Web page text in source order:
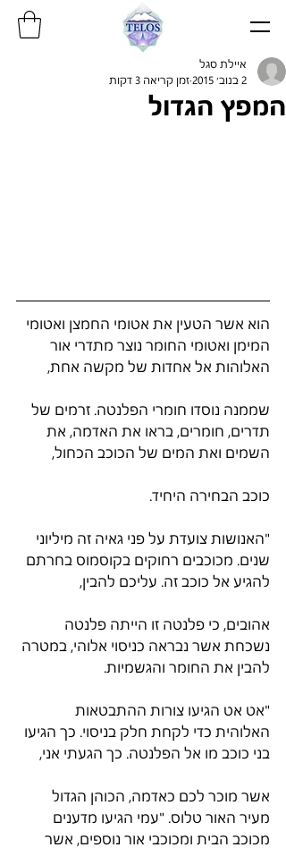
המפץ הגדול
איילת סגל
2 בנוב׳ 2015
זמן קריאה 3 דקות
הוא אשר הטעין את אטומי החמצן ואטומי
המימן ואטומי החומר נוצר מתדרי אור
האלוהות אל אחדות של מקשה אחת,
שממנה נוסדו חומרי הפלנטה. זרמים של
תדרים, חומרים, בראו את האדמה, את
השמים ואת המים של הכוכב הכחול,
כוכב הבחירה היחיד.
"האנושות צועדת על פני גאיה זה מיליוני
שנים. מכוכבים רחוקים בקוסמוס בחרתם
להגיע אל כוכב זה. עליכם להבין,
אהובים, כי פלנטה זו הייתה פלנטה
נשכחת אשר נבראה כניסוי אלוהי, במטרה
להבין את החומר והגשמיות.
"אט אט הגיעו צורות ההתבטאות
האלוהית כדי לקחת חלק בניסוי. כך הגיעו
בני כוכב מו אל הפלנטה. כך הגעתי אני,
אשר מוכר לכם כאדמה, הכוהן הגדול
מעיר האור טלוס. "עמי הגיעו מדענים
מכוכב הבית ומכוכבי אור נוספים, אשר